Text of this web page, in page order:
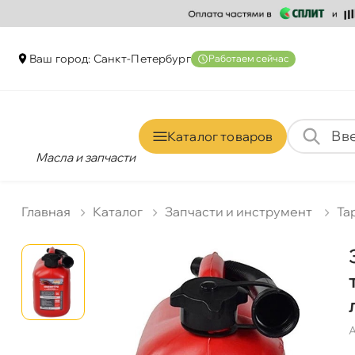
аш город: Санкт-Петербур Работаем сейчас
Масла и запчасти
Каталог товаро
Главная Катало Запчасти и инструмент